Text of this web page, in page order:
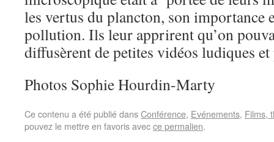
les vertus du plancton, son importance
pollution. Ils leur apprirent qu’on
diffusèrent de petites vidéos ludiques
Photos Sophie Hourdin-Marty
Ce contenu a été publié dansConférence, Evénements, Films,
pouvez le mettre en favoris avecce permalien.